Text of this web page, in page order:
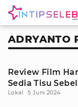
ADRYANTO
Review Film
Sedia Tisu
Lokal 5 Juni 2024